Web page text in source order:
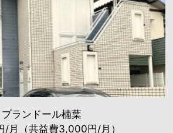
プランドール楠葉
/月（共益費3,000円/月）